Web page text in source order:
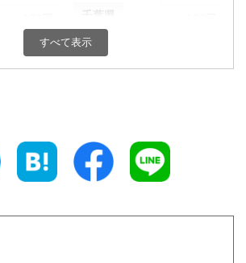
千葉県
180円 神奈川県
180円 長野県
すべて表示